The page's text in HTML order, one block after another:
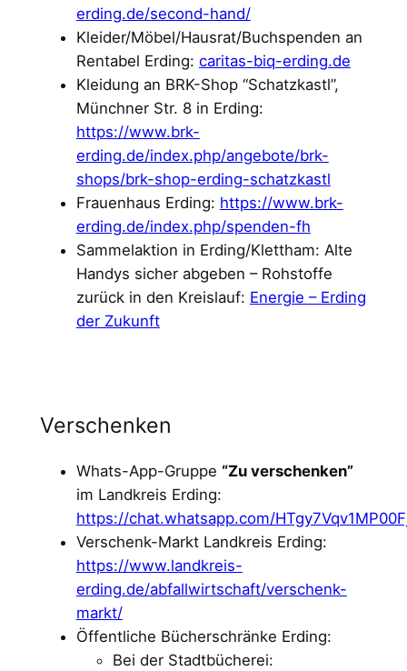
erding.de/second-hand/
Kleider/Möbel/Hausrat/Buchspenden an
Rentabel Erding: caritas-biq-erding.de
Kleidung an BRK-Shop “Schatzkastl”,
Münchner Str. 8 in Erding:
https://www.brk-
erding.de/index.php/angebote/brk-
shops/brk-shop-erding-schatzkastl
Frauenhaus Erding: https://www.brk-
erding.de/index.php/spenden-fh
Sammelaktion in Erding/Klettham: Alte
Handys sicher abgeben – Rohstoffe
zurück in den Kreislauf: Energie – Erding
der Zukunft
Verschenken
Whats-App-Gruppe “Zu verschenken”
im Landkreis Erding:
https://chat.whatsapp.com/
Verschenk-Markt Landkreis Erding:
https://www.landkreis-
erding.de/abfallwirtschaft/verschenk-
markt/
Öffentliche Bücherschränke Erding:
Bei der Stadtbücherei: